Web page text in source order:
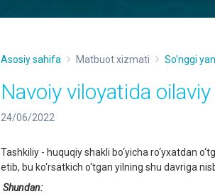
Asosiy sahifa Matbuot xizmati So'nggi
Navoiy viloyatida
24/06/2022
Tashkiliy - huquqiy shakli bo‘yicha ro‘yxatdan
etib, bu ko‘rsatkich o‘tgan yilning shu davriga
Shundan: